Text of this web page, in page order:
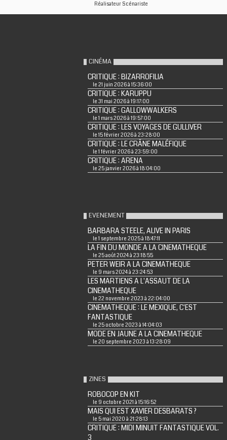
Réalisateur Scénariste
CINÉMA
CRITIQUE : BIZARROFILIA
le 21 juin 2026 à 15:36:00
CRITIQUE : KARUPPU
le 31 mai 2026 à 19:17:00
CRITIQUE : GALLOWWALKERS
le 1 mars 2026 à 19:57:00
CRITIQUE : LES VOYAGES DE GULLIVER
le 15 février 2026 à 23:28:00
CRITIQUE : LE CRÂNE MALÉFIQUE
le 1 février 2026 à 23:59:00
CRITIQUE : ARENA
le 25 janvier 2026 à 18:04:00
EVENEMENT
BARBARA STEELE, ALIVE IN PARIS
le 1 septembre 2025 à 18:47:11
LA FIN DU MONDE A LA CINEMATHEQUE
le 25 août 2024 à 23:18:55
PETER WEIR A LA CINEMATHEQUE
le 9 mars 2024 à 23:24:53
LES MARTIENS A L'ASSAUT DE LA
CINEMATHEQUE
le 22 novembre 2023 à 22:04:00
CINEMATHEQUE : LE MEXIQUE, C'EST
FANTASTIQUE
le 25 octobre 2023 à 14:04:03
MODE EN JAUNE A LA CINEMATHEQUE
le 20 septembre 2023 à 13:28:09
ZINES
ROBOCOP EN KIT
le 9 octobre 2021 à 15:16:52
MAIS QUI EST XAVIER DESBARATS ?
le 5 mai 2020 à 21:28:13
CRITIQUE : MIDI MINUIT FANTASTIQUE VOL.
3